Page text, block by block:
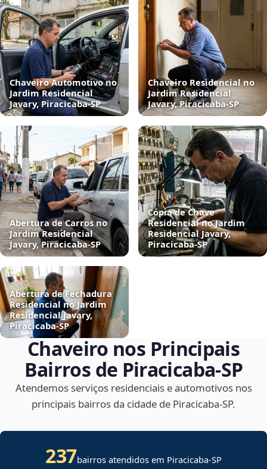
Chaveiro Automotivo no
Jardim Residencial
Javary, Piracicaba‑SP
Chaveiro Residencial no
Jardim Residencial
Javary, Piracicaba‑SP
Abertura de Carros no
Jardim Residencial
Javary, Piracicaba‑SP
Cópia de Chave
Residencial no Jardim
Residencial Javary,
Piracicaba‑SP
Abertura de Fechadura
Residencial no Jardim
Residencial Javary,
Piracicaba‑SP
Chaveiro nos Principais
Bairros de Piracicaba‑SP
Atendemos serviços residenciais e automotivos nos
principais bairros da cidade de Piracicaba‑SP.
237bairros atendidos em Piracicaba-SP